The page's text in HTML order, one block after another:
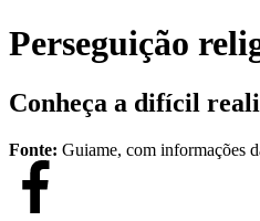
Perseguição
Conheça a difícil
Fonte: Guiame, com informações